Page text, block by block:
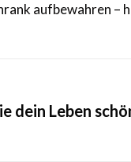
aufbewahren –
dein Leben